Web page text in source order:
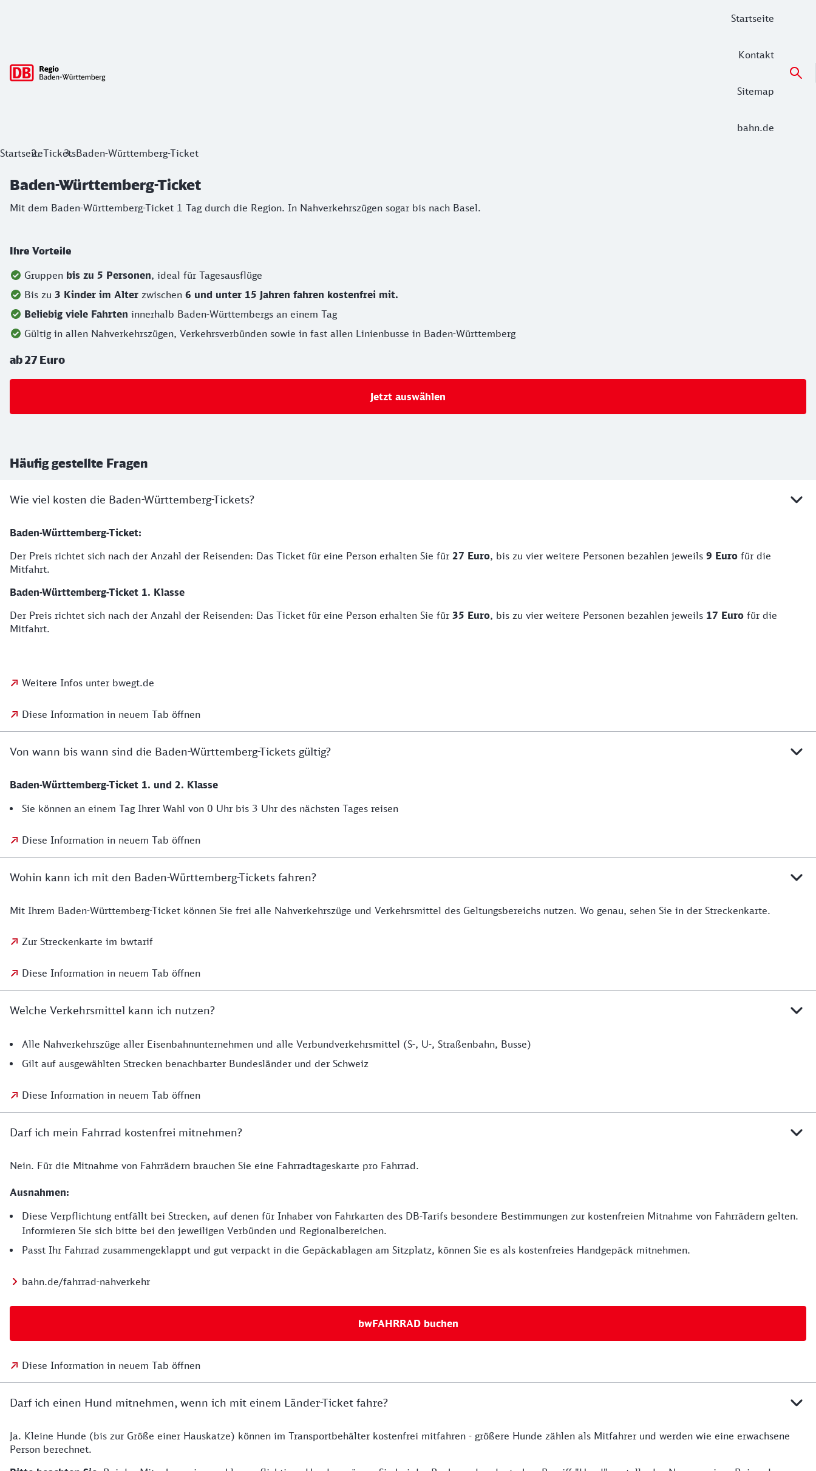
Startseite
Kontakt
Sitemap
bahn.de
Baden-Württemberg-Ticket
StartseiteTicketsBaden-Württemberg-Ticket
Baden-Württemberg-Ticket
Mit dem Baden-Württemberg-Ticket 1 Tag durch die Region. In Nahverkehrszügen sogar bis nach Basel.
Ihre Vorteile
Gruppen bis zu 5 Personen, ideal für Tagesausflüge
Bis zu 3 Kinder im Alter zwischen 6 und unter 15 Jahren fahren kostenfrei mit.
Beliebig viele Fahrten innerhalb Baden-Württembergs an einem Tag
Gültig in allen Nahverkehrszügen, Verkehrsverbünden sowie in fast allen Linienbusse in Baden-Württemberg
ab 27 Euro
Jetzt auswählen
Häufig gestellte Fragen
Wie viel kosten die Baden-Württemberg-Tickets?
Baden-Württemberg-Ticket:
Der Preis richtet sich nach der Anzahl der Reisenden: Das Ticket für eine Person erhalten Sie für 27 Euro, bis zu vier weitere Personen bezahlen jeweils 9 Euro für die
Mitfahrt.
Baden-Württemberg-Ticket 1. Klasse
Der Preis richtet sich nach der Anzahl der Reisenden: Das Ticket für eine Person erhalten Sie für 35 Euro, bis zu vier weitere Personen bezahlen jeweils 17 Euro für die
Mitfahrt.
Weitere Infos unter bwegt.de
Diese Information in neuem Tab öffnen
Von wann bis wann sind die Baden-Württemberg-Tickets gültig?
Baden-Württemberg-Ticket 1. und 2. Klasse
Sie können an einem Tag Ihrer Wahl von 0 Uhr bis 3 Uhr des nächsten Tages reisen
Diese Information in neuem Tab öffnen
Wohin kann ich mit den Baden-Württemberg-Tickets fahren?
Mit Ihrem Baden-Württemberg-Ticket können Sie frei alle Nahverkehrszüge und Verkehrsmittel des Geltungsbereichs nutzen. Wo genau, sehen Sie in der Streckenkarte.
Zur Streckenkarte im bwtarif
Diese Information in neuem Tab öffnen
Welche Verkehrsmittel kann ich nutzen?
Alle Nahverkehrszüge aller Eisenbahnunternehmen und alle Verbundverkehrsmittel (S-, U-, Straßenbahn, Busse)
Gilt auf ausgewählten Strecken benachbarter Bundesländer und der Schweiz
Diese Information in neuem Tab öffnen
Darf ich mein Fahrrad kostenfrei mitnehmen?
Nein. Für die Mitnahme von Fahrrädern brauchen Sie eine Fahrradtageskarte pro Fahrrad.
Ausnahmen:
Diese Verpflichtung entfällt bei Strecken, auf denen für Inhaber von Fahrkarten des DB-Tarifs besondere Bestimmungen zur kostenfreien Mitnahme von Fahrrädern gelten.
Informieren Sie sich bitte bei den jeweiligen Verbünden und Regionalbereichen.
Passt Ihr Fahrrad zusammengeklappt und gut verpackt in die Gepäckablagen am Sitzplatz, können Sie es als kostenfreies Handgepäck mitnehmen.
bahn.de/fahrrad-nahverkehr
bwFAHRRAD buchen
Diese Information in neuem Tab öffnen
Darf ich einen Hund mitnehmen, wenn ich mit einem Länder-Ticket fahre?
Ja. Kleine Hunde (bis zur Größe einer Hauskatze) können im Transportbehälter kostenfrei mitfahren - größere Hunde zählen als Mitfahrer und werden wie eine erwachsene
Person berechnet.